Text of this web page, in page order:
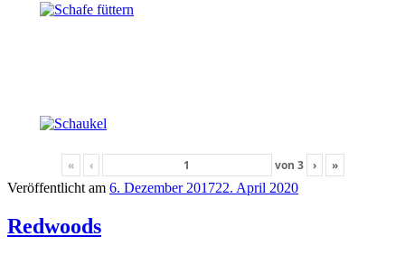
« ‹ von 3 ›
»
Veröffentlicht am 6. Dezember 201722. April 2020
Redwoods